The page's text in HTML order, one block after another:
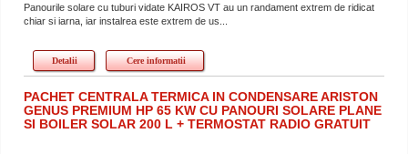
Panourile solare cu tuburi vidate KAIROS VT au un randament extrem de ridicat
chiar si iarna, iar instalrea este extrem de us...
Detalii Cere informatii
PACHET CENTRALA TERMICA IN CONDENSARE ARISTON
GENUS PREMIUM HP 65 KW CU PANOURI SOLARE PLANE
SI BOILER SOLAR 200 L + TERMOSTAT RADIO GRATUIT